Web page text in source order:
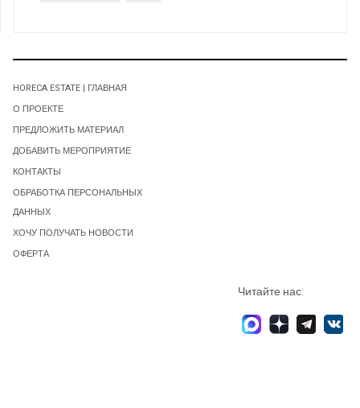
HORECA ESTATE | ГЛАВНАЯ
О ПРОЕКТЕ
ПРЕДЛОЖИТЬ МАТЕРИАЛ
ДОБАВИТЬ МЕРОПРИЯТИЕ
КОНТАКТЫ
ОБРАБОТКА ПЕРСОНАЛЬНЫХ
ДАННЫХ
ХОЧУ ПОЛУЧАТЬ НОВОСТИ
ОФЕРТА
Читайте нас: